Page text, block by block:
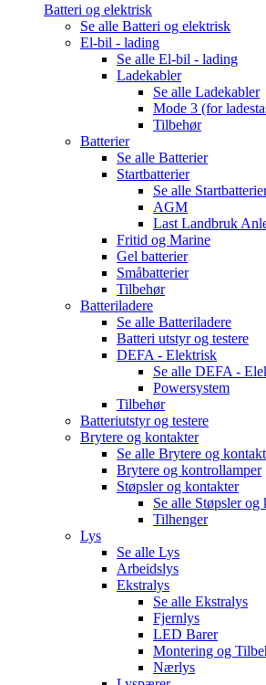
Batteri og elektrisk
Se alle Batteri og elektrisk
El-bil - lading
Se alle El-bil - lading
Ladekabler
Se alle Ladekabler
Mode 3 (for
Tilbehør
Batterier
Se alle Batterier
Startbatterier
Se alle
AGM
Last Landbruk
Fritid og Marine
Gel batterier
Småbatterier
Tilbehør
Batteriladere
Se alle Batteriladere
Batteri utstyr og testere
DEFA - Elektrisk
Se alle DEFA -
Powersystem
Tilbehør
Batteriutstyr og testere
Brytere og kontakter
Se alle Brytere og
Brytere og kontrollamper
Støpsler og kontakter
Se alle Støpsler og
Tilhenger
Lys
Se alle Lys
Arbeidslys
Ekstralys
Se alle Ekstralys
Fjernlys
LED Barer
Montering og
Nærlys